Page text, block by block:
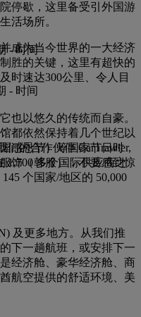
停歇，这里备受引外国游
活场所。
成为当今世界的一大经济
胜的关键，这里有超快的
时速达300公里、令人目
也以悠久的传统而自豪。
都依然保持着几个世纪以
感恩节）等国家节日时，
饰（韩服），不要感到惊
- 时间
- 时间
们的合作伙伴 CarTrawler
1,700 多个国际供应商之
个国家/地区的 50,000
及更多地方。从我们推
下一趟航班，或安排下一
经济舱、豪华经济舱、商
航空提供的舒适环境、美